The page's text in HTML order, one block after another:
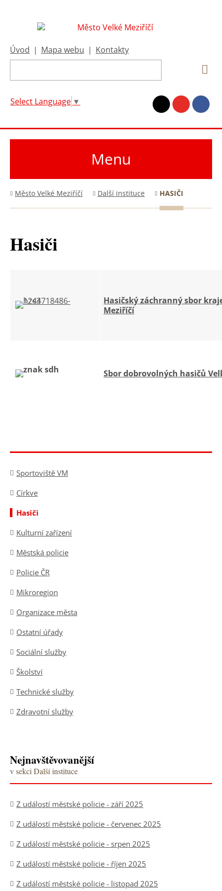
Úvod | Mapa webu | Kontakty
Select Language ▼
Menu
Město Velké Meziříčí Další instituce HASIČI
Hasiči
Hasičský záchranný sbor
Meziříčí
Sbor dobrovolných hasičů
Sportoviště VM
Církve
Hasiči
Kulturní zařízení
Městská policie
Policie ČR
Mikroregion
Organizace města
Ostatní úřady
Sociální služby
Školství
Technické služby
Zdravotní služby
Nejnavštěvovanější
v sekci Další instituce
Z událostí městské policie - září 2025
Z událostí městské policie - červenec 2025
Z událostí městské policie - srpen 2025
Z událostí městské policie - říjen 2025
Z událostí městské policie - listopad 2025